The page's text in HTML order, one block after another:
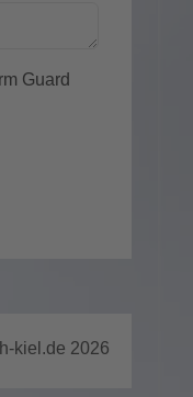
Guard
kiel.de 2026